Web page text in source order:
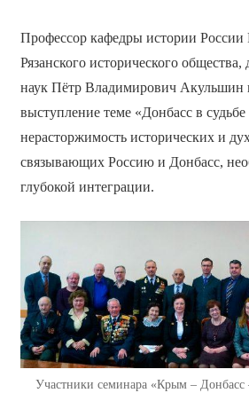
Профессор кафедры истории России
Рязанского исторического
наук Пётр Владимирович Акульшин
выступление теме «Донбасс в
нерасторжимость исторических и
связывающих Россию и Донбасс,
глубокой интеграции.
Участники семинара «Крым – Донбасс